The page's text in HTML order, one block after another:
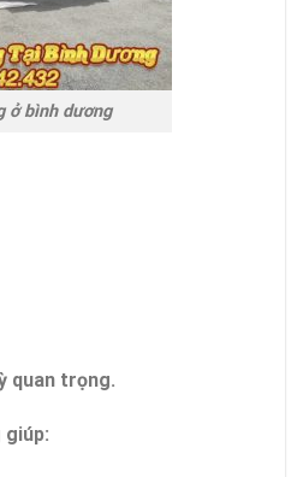
ở bình dương
quan trọng.
giúp: